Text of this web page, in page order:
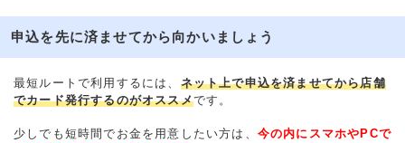
申込を先に済ませてから向かいましょう
最短ルートで利用するには、 ネット上で申込を済ませてから店舗
でカード発行するのがオススメです。
少しでも短時間でお金を用意したい方は、 今の内にスマホやPCで